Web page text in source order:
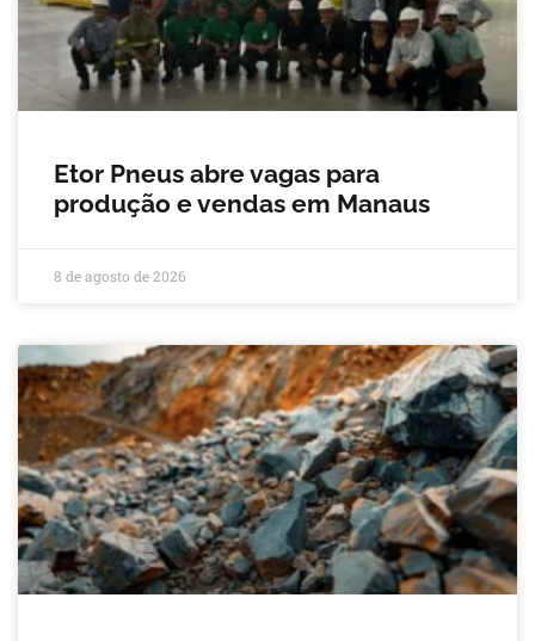
Etor Pneus abre vagas para
produção e vendas em Manaus
8 de agosto de 2026